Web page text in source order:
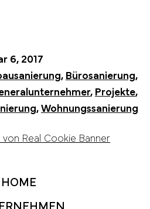
6, 2017
,Bürosanierung,
,Projekte,
,Wohnungssanierung
Real Cookie Banner
HOME